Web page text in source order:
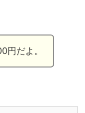
円だよ。